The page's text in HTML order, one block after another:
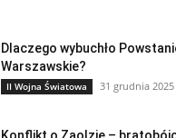
Dlaczego wybuchło
Warszawskie?
II Wojna Światowa 31 grudnia 2025